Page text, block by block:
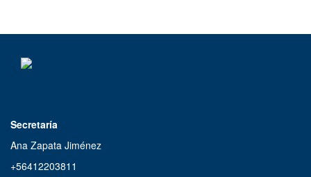
Secretaría
Ana Zapata Jiménez
+56412203811